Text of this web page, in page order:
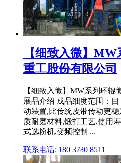
【细致入微】MW
重工股份有限公司
【细致入微】MW系列环辊
展品介绍 成品细度范围：
动装置,比传统皮带传动更
质耐磨材料,锻打工艺,使用
式选粉机,变频控制 ...
联系电话: 180 3780 8511